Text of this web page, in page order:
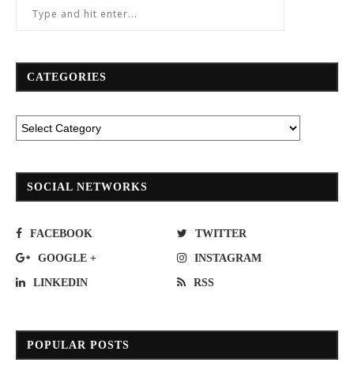
CATEGORIES
SOCIAL NETWORKS
FACEBOOK TWITTER
GOOGLE + INSTAGRAM
LINKEDIN RSS
POPULAR POSTS